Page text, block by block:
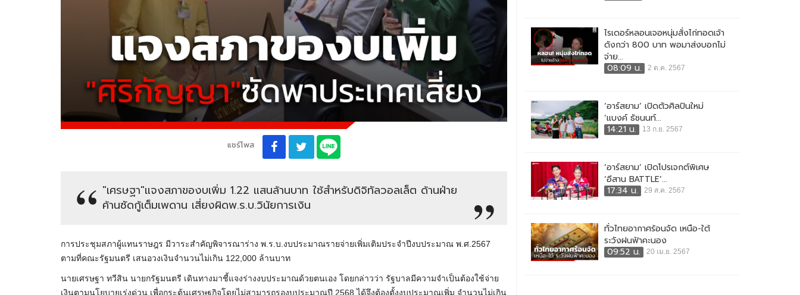
แชร์โพส
"เศรษฐา"แจงสภาของบเพิ่ม 1.22 แสนล้านบาท ใช้สำหรับดิจิทัลวอลเล็ต ด้านฝ่าย
ค้านซัดกู้เต็มเพดาน เสี่ยงผิดพ.ร.บ.วินัยการเงิน
การประชุมสภาผู้แทนราษฎร​ มีวาระสำคัญพิจารณาร่าง พ.ร.บ.งบประมาณรายจ่ายเพิ่มเติมประจำปีงบประมาณ พ.ศ.2567
ตามที่คณะรัฐมนตรี เสนอวงเงินจำนวนไม่เกิน 122,000 ล้านบาท
นายเศรษฐา ทวีสิน นายกรัฐมนตรี เดินทางมาชี้แจงร่างงบประมาณด้วยตนเอง โดยกล่าวว่า รัฐบาลมีความจำเป็นต้องใช้จ่าย
เงินตามนโยบายเร่งด่วน เพื่อกระตุ้นเศรษฐกิจโดยไม่สามารถรองบประมาณปี 2568 ได้จึงต้องตั้งงบประมาณเพิ่ม จำนวนไม่เกิน
ไรเดอร์หลอนเจอหนุ่มสั่งไก่ทอดเจ้า
ดังกว่า 800 บาท พอมาส่งบอกไม่
จ่าย...
08:09 น.
2 ต.ค. 2567
‘อาร์สยาม’ เปิดตัวศิลปินใหม่
‘แบงค์ ธัชนนท์...
14:21 น.
13 ก.ย. 2567
‘อาร์สยาม’ เปิดโปรเจกต์พิเศษ
‘อีสาน BATTLE’...
17:34 น.
29 ส.ค. 2567
ทั่วไทยอากาศร้อนจัด เหนือ-ใต้
ระวังฝนฟ้าคะนอง
09:52 น.
20 เม.ย. 2567